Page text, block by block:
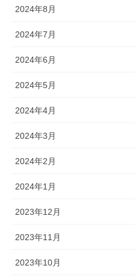
2024年8月
2024年7月
2024年6月
2024年5月
2024年4月
2024年3月
2024年2月
2024年1月
2023年12月
2023年11月
2023年10月